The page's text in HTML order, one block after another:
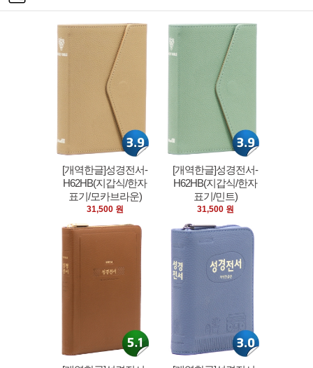
[개역한글]성경전서-
H62HB(지갑식/한자
표기/모카브라운)
31,500 원
[개역한글]성경전서-
H62HB(지갑식/한자
표기/민트)
31,500 원